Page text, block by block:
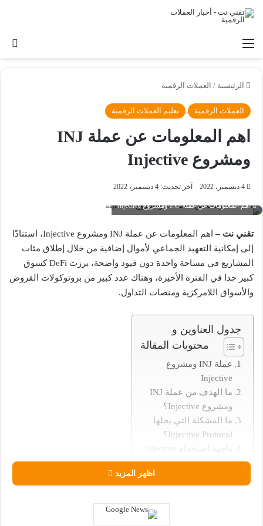
القائمة
الرئيسية / العملات الرقمية
العملات الرقمية تعليم العملات الرقمية
اهم المعلومات عن عملة INJ
ومشروع Injective
4 ديسمبر، 2022 آخر تحديث: 4 ديسمبر، 2022
اهم المعلومات عن عملة INJ ومشروع Injective
تقني نت –
اهم المعلومات عن عملة INJ ومشروع Injective، استنادًا
إلى إمكانية التعهيد الجماعي لأموال إضافية من خلال إطلاق مئات
المشاريع في مساحة واحدة دون قيود واضحة، برزت DeFi كسوق
كبير جدا في الفترة الأخيرة، وهناك عدد كبير من بروتوكولات القروض
والأسواق اللامركزية ومنصات التداول.
جدول العناوين و
محتويات المقالة
عملة INJ ومشروع
Injective
ما الهدف من عملة INJ
ومشروع Injective؟
ما المشكلة التي يحلها
Injective Protocol؟
واجهة استخدام Injective
Exchange Client
اهم المعلومات عن عملة
استخدامات بروتوكول
اظهر المزيد